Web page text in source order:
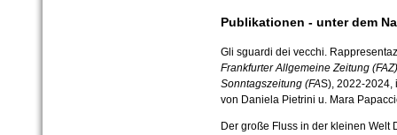
Publikationen - unter dem
Gli sguardi dei vecchi.
Frankfurter Allgemeine Zeitung (FAZ)
Sonntagszeitung (FAS), 2022-2024,
von Daniela Pietrini u. Mara
Der große Fluss in der kleinen Welt